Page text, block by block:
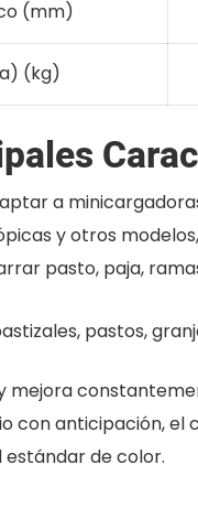
(mm)
(kg)
a
y otros
pasto, paja,
pastos,
mejora
con anticipación,
de color.